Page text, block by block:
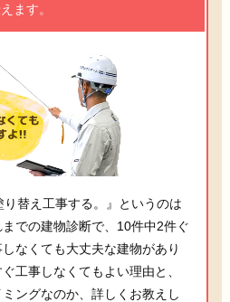
ます。
替え工事する。』というのは
での建物診断で、10件中2件ぐ
なくても大丈夫な建物があり
工事しなくてもよい理由と、
ングなのか、詳しくお教えし